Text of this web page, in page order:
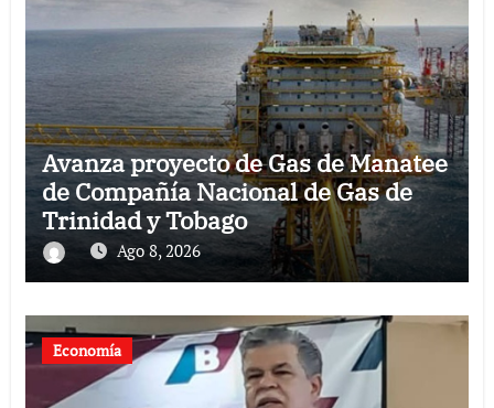
Avanza proyecto de Gas de Manatee
de Compañía Nacional de Gas de
Trinidad y Tobago
Ago 8, 2026
Economía